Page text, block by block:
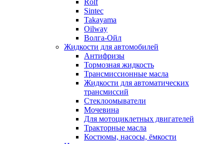
Rolf
Sintec
Takayama
Oilway
Волга-Ойл
Жидкости для автомобилей
Антифризы
Тормозная жидкость
Трансмиссионные масла
Жидкости для автоматических
трансмиссий
Стеклоомыватели
Мочевина
Для мотоциклетных двигателей
Тракторные масла
Костюмы, насосы, ёмкости